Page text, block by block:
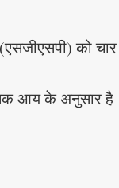
को चार
आय के अनुसार